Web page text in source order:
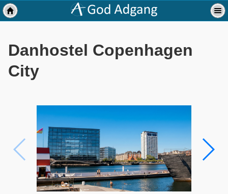
Danhostel Copenhagen
City